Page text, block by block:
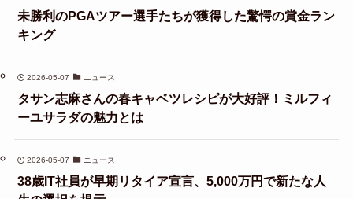
未勝利のPGAツアー選手たちが獲得した驚愕の賞金ラン
キング
2026-05-07 ニュース
タサン志麻さんの春キャベツレシピが大好評！ミルフィ
ーユサラダの魅力とは
2026-05-07 ニュース
38歳IT社員が早期リタイア宣言、5,000万円で新たな人